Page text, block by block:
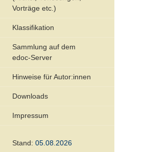
Vorträge etc.)
Klassifikation
Sammlung auf dem
edoc-Server
Hinweise für Autor:innen
Downloads
Impressum
Stand: 05.08.2026